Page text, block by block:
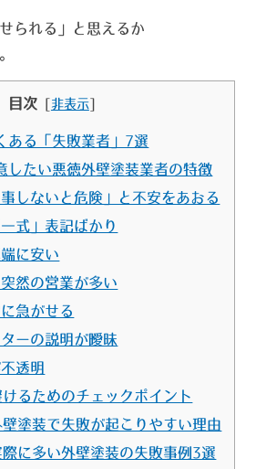
られる」と思えるか
目次 非表示]
ある「失敗業者」7選
したい悪徳外壁塗装業者の特徴
しないと危険」と不安をあおる
式」表記ばかり
に安い
然の営業が多い
急がせる
ーの説明が曖昧
透明
るためのチェックポイント
塗装で失敗が起こりやすい理由
に多い外壁塗装の失敗事例3選